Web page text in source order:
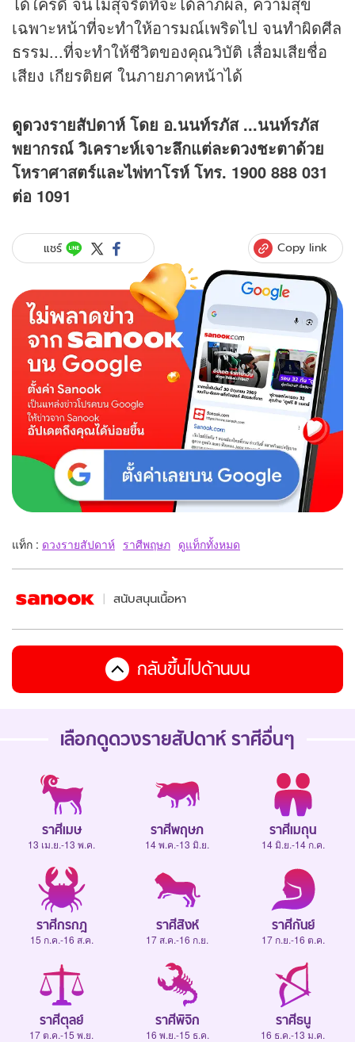
เฉพาะหน้าที่จะทำให้อารมณ์เพริดไป จนทำผิดศีล
ธรรม...ที่จะทำให้ชีวิตของคุณวิบัติ เสื่อมเสียชื่อ
เสียง เกียรติยศ ในภายภาคหน้าได้
ดูดวงรายสัปดาห์ โดย อ.นนท์รภัส ...นนท์รภัส
พยากรณ์ วิเคราะห์เจาะลึกแต่ละดวงชะตาด้วย
โหราศาสตร์และไพ่ทาโรห์ โทร. 1900 888 031
ต่อ 1091
แชร์ Copy link
แท็ก : ดวงรายสัปดาห์ ราศีพฤษภ ดูแท็กทั้งหมด
สนับสนุนเนื้อหา
กลับขึ้นไปด้านบน
เลือกดูดวงรายสัปดาห์ ราศีอื่นๆ
ราศีเมษ
13 เม.ย.-13 พ.ค.
ราศีพฤษภ
14 พ.ค.-13 มิ.ย.
ราศีเมถุน
14 มิ.ย.-14 ก.ค.
ราศีกรกฎ
15 ก.ค.-16 ส.ค.
ราศีสิงห์
17 ส.ค.-16 ก.ย.
ราศีกันย์
17 ก.ย.-16 ต.ค.
ราศีตุลย์
17 ต.ค.-15 พ.ย.
ราศีพิจิก
16 พ.ย.-15 ธ.ค.
ราศีธนู
16 ธ.ค.-13 ม.ค.